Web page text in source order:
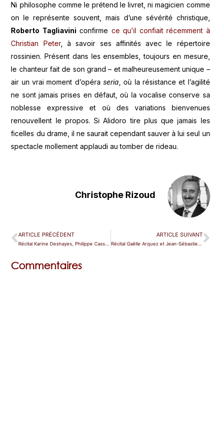
Ni philosophe comme le prétend le livret, ni magicien comme
on le représente souvent, mais d’une sévérité christique,
Roberto Tagliavini confirme ce qu’il confiait récemment à
Christian Peter, à savoir ses affinités avec le répertoire
rossinien. Présent dans les ensembles, toujours en mesure,
le chanteur fait de son grand – et malheureusement unique –
air un vrai moment d’opéra seria , où la résistance et l’agilité
ne sont jamais prises en défaut, où la vocalise conserve sa
noblesse expressive et où des variations bienvenues
renouvellent le propos. Si Alidoro tire plus que jamais les
ficelles du drame, il ne saurait cependant sauver à lui seul un
spectacle mollement applaudi au tomber de rideau.
Christophe Rizoud
ARTICLE PRÉCÉDENT ARTICLE SUIVANT
Commentaires